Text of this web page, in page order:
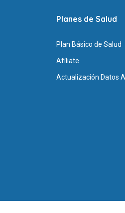
Planes de Salud
Plan Básico de Salud
Afíliate
Actualización Datos